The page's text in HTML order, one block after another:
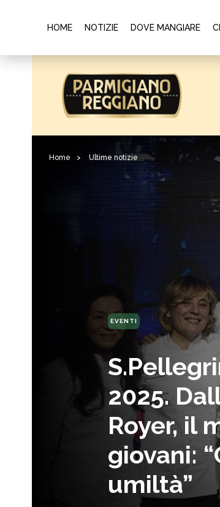
HOME NOTIZIE DOVE MANGIARE
Home > Ultime notizie
EVENTI
2025.
Royer, il
giovani:
umiltà”